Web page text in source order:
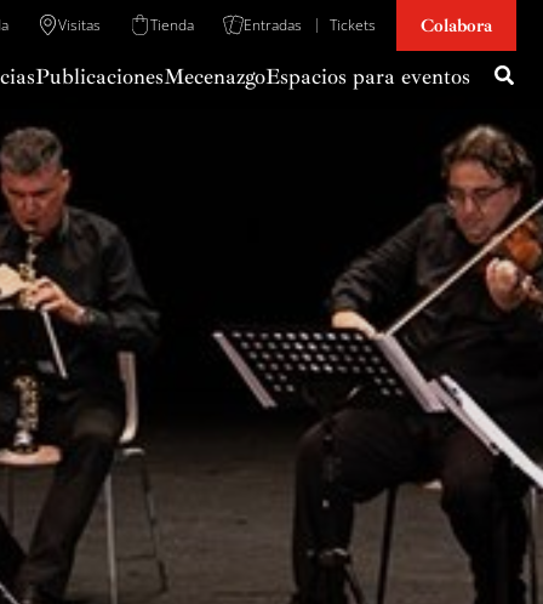
Visitas Tienda Entradas Tickets Colabora
PublicacionesMecenazgoEspacios para eventos